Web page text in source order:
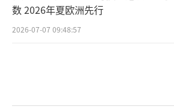
数 2026年夏欧洲先行
2026-07-07 09:48:57